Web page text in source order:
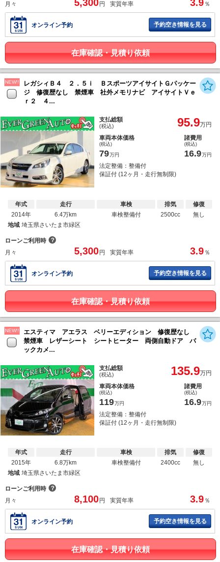
月々 5,300 円 実質年率 3.9 ％
オンライン予約 予約空き情報を見る
在庫確認・見積り依頼
NEW!!
レガシィＢ４ ２．５ｉ ＢスポーツアイサイトＧパッケー
ジ 修復歴なし 禁煙車 社外メモリナビ アイサイトＶｅ
ｒ２ ４...
支払総額
(税込) 95.9万円
車両本体価格
(税込)
79万円
諸費用
(税込)
16.9万円
法定整備：整備付
保証付 (12ヶ月・走行無制限)
年式
2014年
走行
6.4万km
車検
車検整備付
排気
2500cc
修復
無し
地域 埼玉県さいたま市緑区
ローンご利用時 ？
月々
5,300円 実質年率 3.9 ％
オンライン予約 予約空き情報を見る
在庫確認・見積り依頼
NEW!!
エスティマ アエラス ベリーエディション 修復歴なし
禁煙車 レザーシート シートヒーター 両側自動ドア バ
ックカメ...
支払総額
(税込) 135.9万円
車両本体価格
(税込)
119万円
諸費用
(税込)
16.9万円
法定整備：整備付
保証付 (12ヶ月・走行無制限)
年式
2015年
走行
6.8万km
車検
車検整備付
排気
2400cc
修復
無し
地域 埼玉県さいたま市緑区
ローンご利用時 ？
月々
8,100円 実質年率 3.9 ％
オンライン予約 予約空き情報を見る
在庫確認・見積り依頼